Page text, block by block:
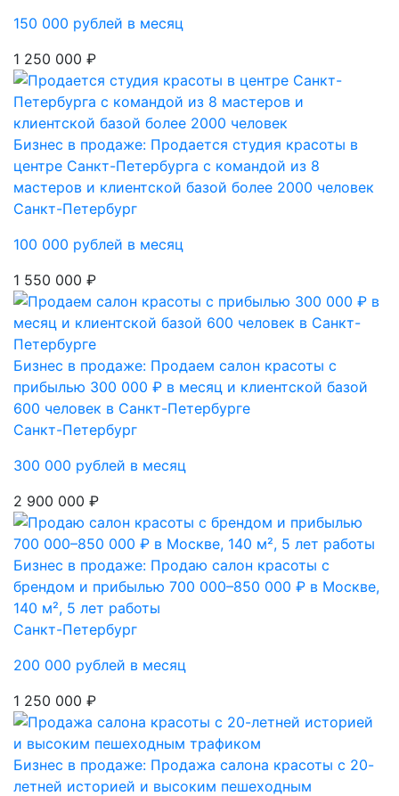
150 000 рублей в месяц
1 250 000 ₽
Бизнес в продаже: Продается студия красоты в
центре Санкт-Петербурга с командой из 8
мастеров и клиентской базой более 2000 человек
Санкт-Петербург
100 000 рублей в месяц
1 550 000 ₽
Бизнес в продаже: Продаем салон красоты с
прибылью 300 000 ₽ в месяц и клиентской базой
600 человек в Санкт-Петербурге
Санкт-Петербург
300 000 рублей в месяц
2 900 000 ₽
Бизнес в продаже: Продаю салон красоты с
брендом и прибылью 700 000–850 000 ₽ в Москве,
140 м², 5 лет работы
Санкт-Петербург
200 000 рублей в месяц
1 250 000 ₽
Бизнес в продаже: Продажа салона красоты с 20-
летней историей и высоким пешеходным